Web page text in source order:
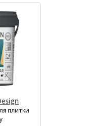
плитки